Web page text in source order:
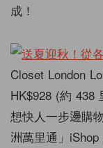
成！
Closet London
HK$928 (約 438
想快人一步邊購
洲萬里通」